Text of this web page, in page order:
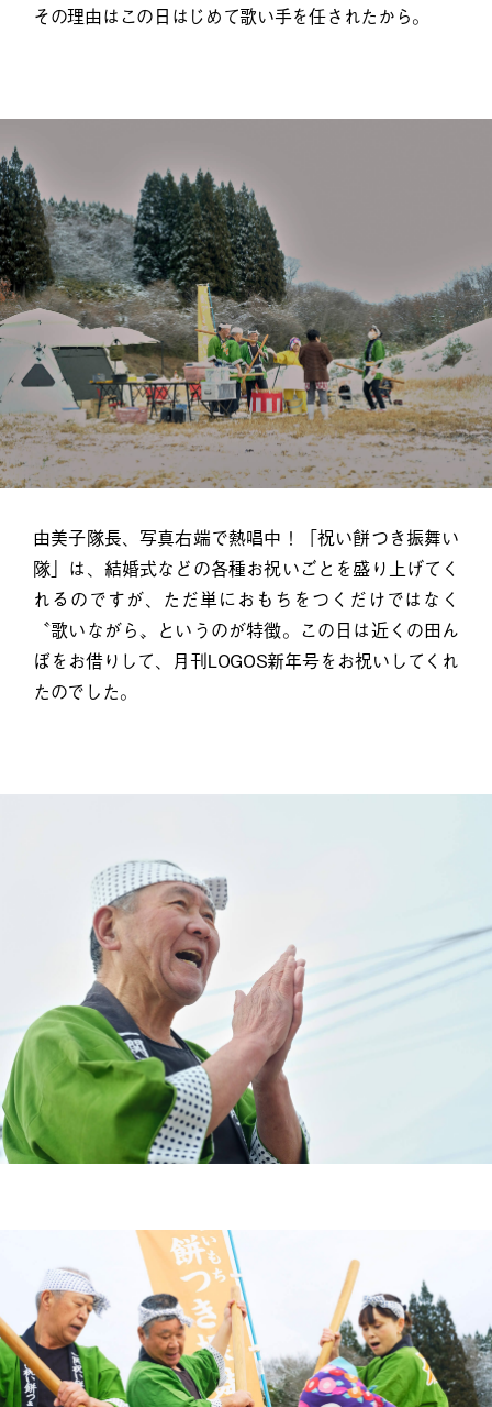
その理由はこの日はじめて歌い手を任されたから。
由美子隊長、写真右端で熱唱中！「祝い餅つき振舞い
隊」は、結婚式などの各種お祝いごとを盛り上げてく
れるのですが、ただ単におもちをつくだけではなく
〝歌いながら〟というのが特徴。この日は近くの田ん
ぼをお借りして、月刊LOGOS新年号をお祝いしてくれ
たのでした。